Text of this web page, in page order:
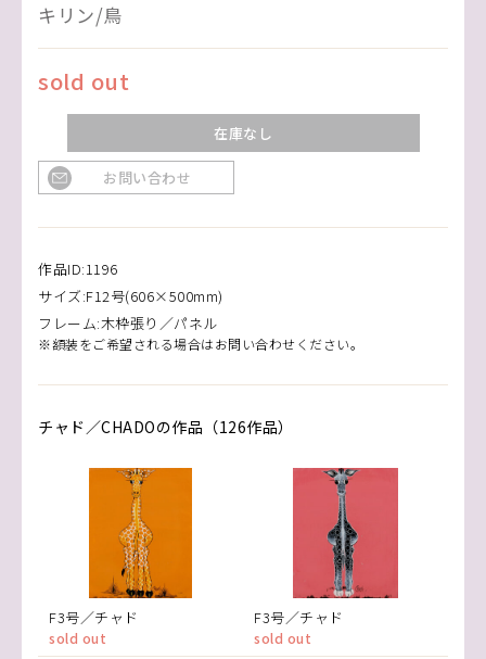
キリン/鳥
sold out
在庫なし
お問い合わせ
作品ID:1196
サイズ:F12号(606×500mm)
フレーム:木枠張り／パネル
※額装をご希望される場合はお問い合わせください。
チャド／CHADOの作品（126作品）
F3号／チャド
sold out
F3号／チャド
sold out